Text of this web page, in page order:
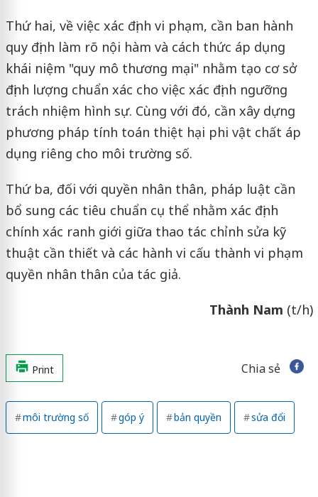
Thứ hai, về việc xác định vi phạm, cần ban hành
quy định làm rõ nội hàm và cách thức áp dụng
khái niệm "quy mô thương mại" nhằm tạo cơ sở
định lượng chuẩn xác cho việc xác định ngưỡng
trách nhiệm hình sự. Cùng với đó, cần xây dựng
phương pháp tính toán thiệt hại phi vật chất áp
dụng riêng cho môi trường số.
Thứ ba, đối với quyền nhân thân, pháp luật cần
bổ sung các tiêu chuẩn cụ thể nhằm xác định
chính xác ranh giới giữa thao tác chỉnh sửa kỹ
thuật cần thiết và các hành vi cấu thành vi phạm
quyền nhân thân của tác giả.
Thành Nam (t/h)
Print Chia sẻ
môi trường số góp ý bản quyền sửa đổi